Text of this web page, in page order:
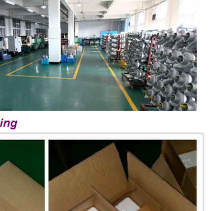
المنزل
فيديوهات
حولنا
جولة في المصنع